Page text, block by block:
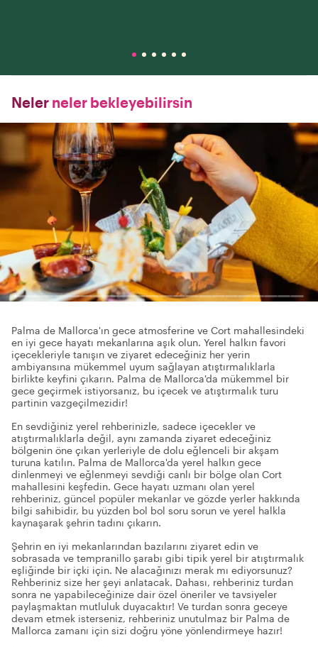
Neler neler bekleyebilirsin
Palma de Mallorca'ın gece atmosferine ve Cort mahallesindeki
en iyi gece hayatı mekanlarına aşık olun. Yerel halkın favori
içecekleriyle tanışın ve ziyaret edeceğiniz her yerin
ambiyansına mükemmel uyum sağlayan atıştırmalıklarla
birlikte keyfini çıkarın. Palma de Mallorca'da mükemmel bir
gece geçirmek istiyorsanız, bu içecek ve atıştırmalık turu
partinin vazgeçilmezidir!
En sevdiğiniz yerel rehberinizle, sadece içecekler ve
atıştırmalıklarla değil, aynı zamanda ziyaret edeceğiniz
bölgenin öne çıkan yerleriyle de dolu eğlenceli bir akşam
turuna katılın. Palma de Mallorca'da yerel halkın gece
dinlenmeyi ve eğlenmeyi sevdiği canlı bir bölge olan Cort
mahallesini keşfedin. Gece hayatı uzmanı olan yerel
rehberiniz, güncel popüler mekanlar ve gözde yerler hakkında
bilgi sahibidir, bu yüzden bol bol soru sorun ve yerel halkla
kaynaşarak şehrin tadını çıkarın.
Şehrin en iyi mekanlarından bazılarını ziyaret edin ve
sobrasada ve tempranillo şarabı gibi tipik yerel bir atıştırmalık
eşliğinde bir içki için. Ne alacağınızı merak mı ediyorsunuz?
Rehberiniz size her şeyi anlatacak. Dahası, rehberiniz turdan
sonra ne yapabileceğinize dair özel öneriler ve tavsiyeler
paylaşmaktan mutluluk duyacaktır! Ve turdan sonra geceye
devam etmek isterseniz, rehberiniz unutulmaz bir Palma de
Mallorca zamanı için sizi doğru yöne yönlendirmeye hazır!